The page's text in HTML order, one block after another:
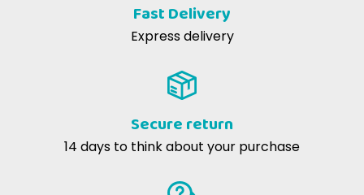
Fast Delivery
Express delivery
Secure return
14 days to think about your purchase